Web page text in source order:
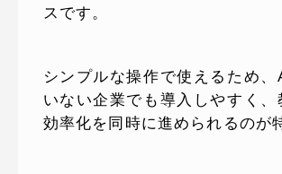
スです。
シンプルな操作で使えるため、
いない企業でも導入しやすく、
効率化を同時に進められるのが